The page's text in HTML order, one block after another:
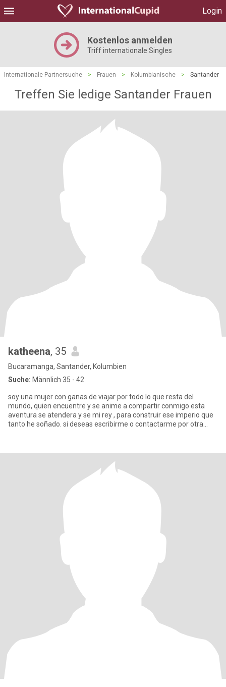
Login
Kostenlos anmelden
Triff internationale Singles
Internationale Partnersuche > Frauen > Kolumbianische > Santander
Treffen Sie ledige Santander Frauen
katheena, 35
Bucaramanga, Santander, Kolumbien
Suche: Männlich 35 - 42
soy una mujer con ganas de viajar por todo lo que resta del
mundo, quien encuentre y se anime a compartir conmigo esta
aventura se atendera y se mi rey , para construir ese imperio que
tanto he soñado. si deseas escribirme o contactarme por otra